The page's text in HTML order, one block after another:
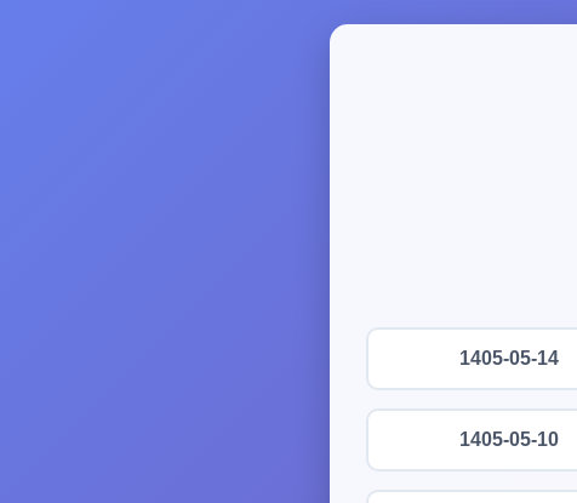
1405-05-14
1405-05-10